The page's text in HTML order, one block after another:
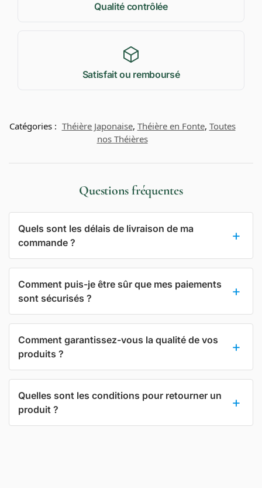
Qualité contrôlée
Satisfait ou remboursé
Catégories : Théière Japonaise, Théière en Fonte, Toutes
nos Théières
Questions fréquentes
Quels sont les délais de livraison de ma
commande ?
Comment puis-je être sûr que mes paiements
sont sécurisés ?
Comment garantissez-vous la qualité de vos
produits ?
Quelles sont les conditions pour retourner un
produit ?